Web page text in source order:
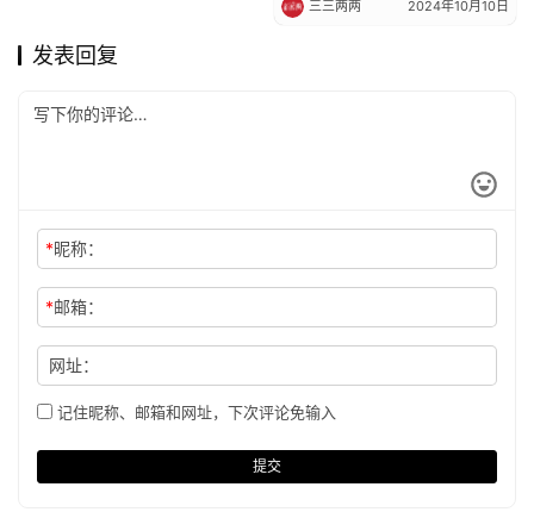
发表回复
* 昵称：
* 邮箱：
网址：
记住昵称、邮箱和网址，下次评论免输入
提交